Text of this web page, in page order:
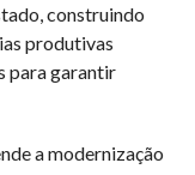
construindo
produtivas
para garantir
a modernização